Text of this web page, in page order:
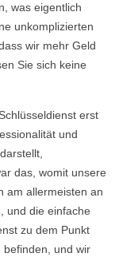
was eigentlich
unkomplizierten
wir mehr Geld
Sie sich keine
erst
und
das, womit unsere
am allermeisten an
und die einfache
zu dem Punkt
befinden, und wir